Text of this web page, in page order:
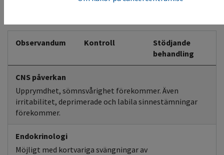
Observandum Kontroll
Stödjande
behandling
CNS påverkan
Upprymdhet, sömnsvårighet förekommer. Även
irritabilitet, deprimerade och labila sinnestämningar
förekommer.
Endokrinologi
Möjligt med kortvariga svängningar av